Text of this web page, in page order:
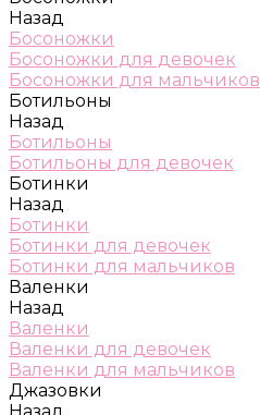
Назад
Босоножки
Босоножки для девочек
Босоножки для мальчиков
Ботильоны
Назад
Ботильоны
Ботильоны для девочек
Ботинки
Назад
Ботинки
Ботинки для девочек
Ботинки для мальчиков
Валенки
Назад
Валенки
Валенки для девочек
Валенки для мальчиков
Джазовки